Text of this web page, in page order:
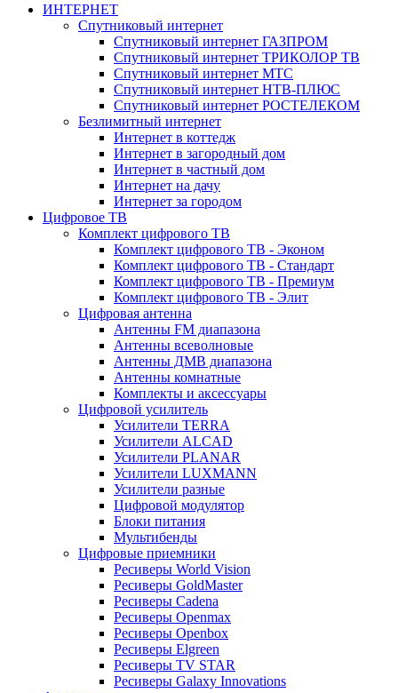
ИНТЕРНЕТ
Спутниковый интернет
Спутниковый интернет ГАЗПРОМ
Спутниковый интернет ТРИКОЛОР ТВ
Спутниковый интернет МТС
Спутниковый интернет НТВ-ПЛЮС
Спутниковый интернет РОСТЕЛЕКОМ
Безлимитный интернет
Интернет в коттедж
Интернет в загородный дом
Интернет в частный дом
Интернет на дачу
Интернет за городом
Цифровое ТВ
Комплект цифрового ТВ
Комплект цифрового ТВ - Эконом
Комплект цифрового ТВ - Стандарт
Комплект цифрового ТВ - Премиум
Комплект цифрового ТВ - Элит
Цифровая антенна
Антенны FM диапазона
Антенны всеволновые
Антенны ДМВ диапазона
Антенны комнатные
Комплекты и аксессуары
Цифровой усилитель
Усилители TERRA
Усилители ALCAD
Усилители PLANAR
Усилители LUXMANN
Усилители разные
Цифровой модулятор
Блоки питания
Мультибенды
Цифровые приемники
Ресиверы World Vision
Ресиверы GoldMaster
Ресиверы Cadena
Ресиверы Openmax
Ресиверы Openbox
Ресиверы Elgreen
Ресиверы TV STAR
Ресиверы Galaxy Innovations